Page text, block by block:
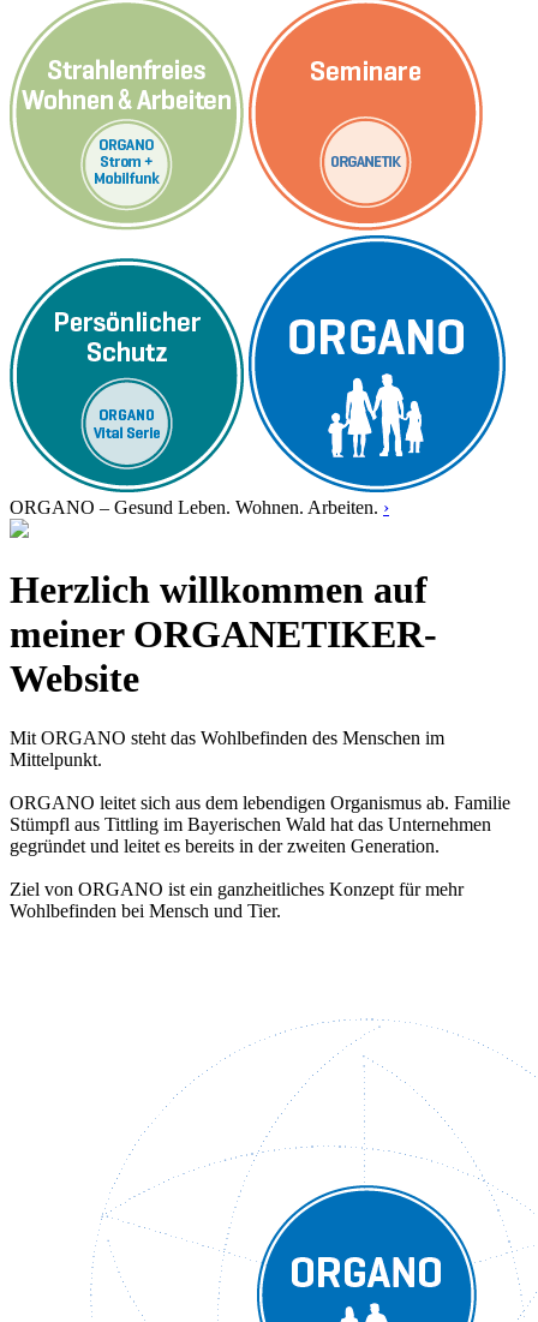
ORGANO – Gesund Leben. Wohnen. Arbeiten. ›
Herzlich willkommen auf
meiner ORGANETIKER-
Website
Mit ORGANO steht das Wohlbefinden des Menschen im
Mittelpunkt.
ORGANO leitet sich aus dem lebendigen Organismus ab. Familie
Stümpfl aus Tittling im Bayerischen Wald hat das Unternehmen
gegründet und leitet es bereits in der zweiten Generation.
Ziel von ORGANO ist ein ganzheitliches Konzept für mehr
Wohlbefinden bei Mensch und Tier.